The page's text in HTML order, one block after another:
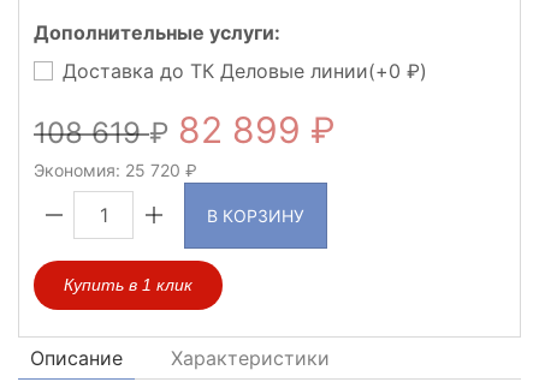
Дополнительные услуги:
Доставка до ТК Деловые линии(+0 )
108 619 82 899
Экономия: 25 720
В КОРЗИНУ
Купить в 1 клик
Описание Характеристики